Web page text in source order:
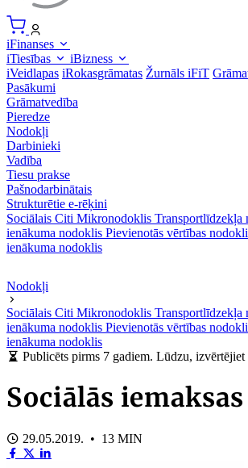
iFinanses
iTiesības
iBizness
iVeidlapas iRokasgrāmatas Žurnāls iFiT
Pasākumi
Grāmatvedība
Pieredze
Nodokļi
Darbinieki
Vadība
Tiesu prakse
Pašnodarbinātais
Strukturētie e-rēķini
Sociālais Citi Mikronodoklis Transportlīdzekļa
ienākuma nodoklis Pievienotās vērtības
ienākuma nodoklis
Nodokļi
Sociālais Citi Mikronodoklis Transportlīdzekļa
ienākuma nodoklis Pievienotās vērtības
ienākuma nodoklis
Publicēts pirms 7 gadiem. Lūdzu, izvērtējiet
Sociālās
29.05.2019. • 13 MIN